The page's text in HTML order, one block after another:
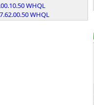
WHQL
WHQL